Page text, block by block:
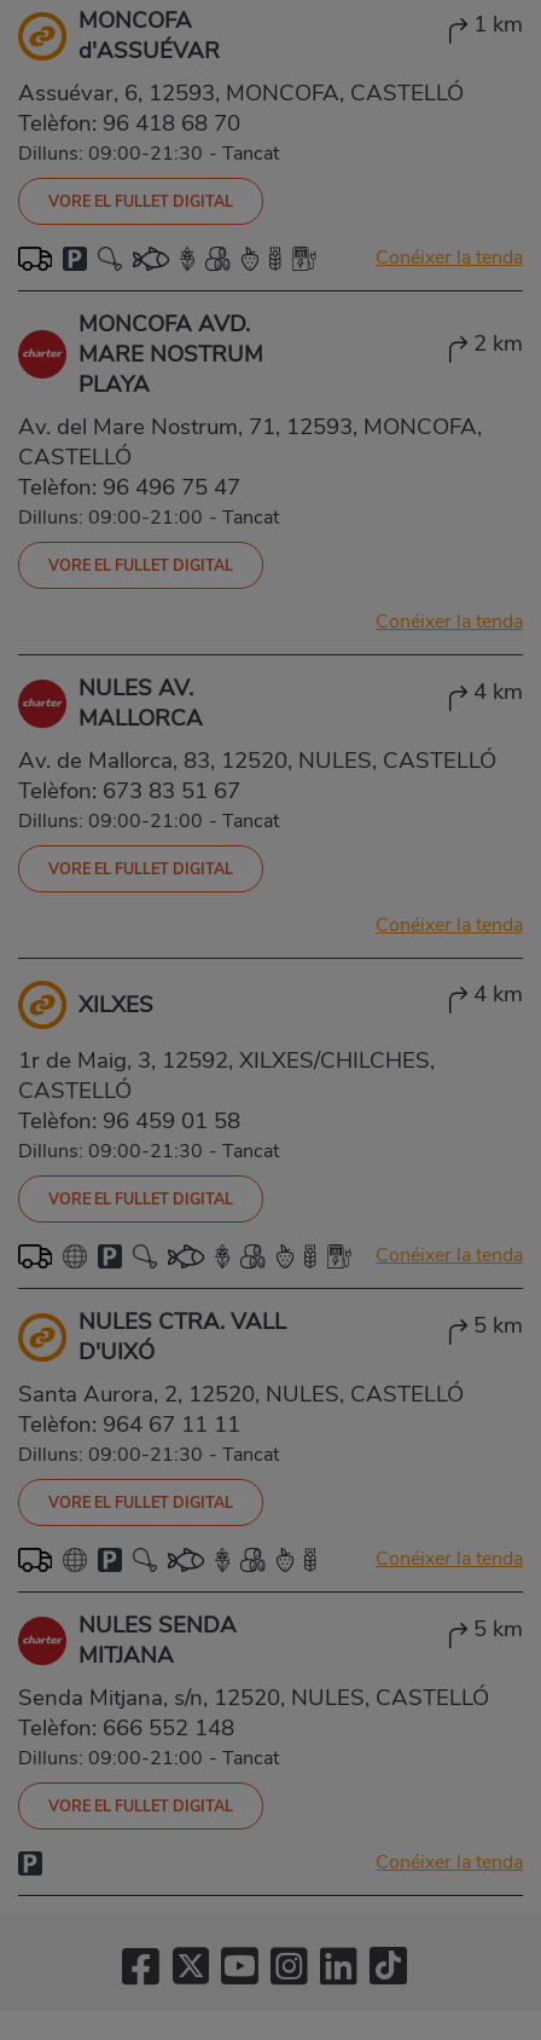
MONCOFA
d'ASSUÉVAR
1 km
Assuévar, 6, 12593, MONCOFA, CASTELLÓ
Telèfon: 96 418 68 70
Dilluns: 09:00-21:30 - Tancat
VORE EL FULLET DIGITAL
Conéixer la tenda
MONCOFA AVD.
MARE NOSTRUM
PLAYA
2 km
Av. del Mare Nostrum, 71, 12593, MONCOFA,
CASTELLÓ
Telèfon: 96 496 75 47
Dilluns: 09:00-21:00 - Tancat
VORE EL FULLET DIGITAL
Conéixer la tenda
NULES AV.
MALLORCA
4 km
Av. de Mallorca, 83, 12520, NULES, CASTELLÓ
Telèfon: 673 83 51 67
Dilluns: 09:00-21:00 - Tancat
VORE EL FULLET DIGITAL
Conéixer la tenda
XILXES 4 km
1r de Maig, 3, 12592, XILXES/CHILCHES,
CASTELLÓ
Telèfon: 96 459 01 58
Dilluns: 09:00-21:30 - Tancat
VORE EL FULLET DIGITAL
Conéixer la tenda
NULES CTRA. VALL
D'UIXÓ
5 km
Santa Aurora, 2, 12520, NULES, CASTELLÓ
Telèfon: 964 67 11 11
Dilluns: 09:00-21:30 - Tancat
VORE EL FULLET DIGITAL
Conéixer la tenda
NULES SENDA
MITJANA
5 km
Senda Mitjana, s/n, 12520, NULES, CASTELLÓ
Telèfon: 666 552 148
Dilluns: 09:00-21:00 - Tancat
VORE EL FULLET DIGITAL
Conéixer la tenda